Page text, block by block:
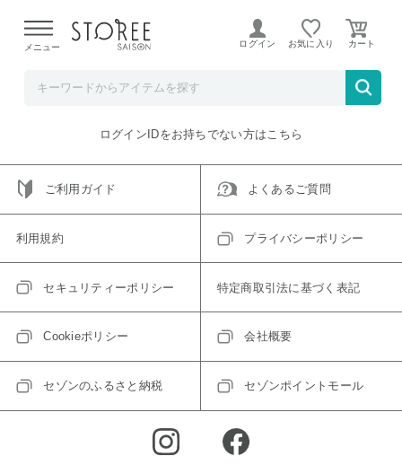
よる配送遅延が発生しております。
メニュー ログイン お気に入り
ご指定のアイテムは取り扱い終了、またはただいま取り扱い
トップへ戻る
ログインIDをお持ちでない方はこちら
ご利用ガイド よくあるご質問
利用規約 プライバシーポリシー
セキュリティーポリシー 特定商取引法に基づく表記
Cookieポリシー 会社概要
セゾンのふるさと納税 セゾンポイントモール